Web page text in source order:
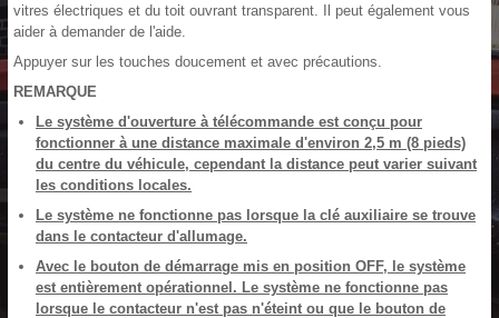
vitres électriques et du toit ouvrant transparent. Il peut également vous
aider à demander de l'aide.
Appuyer sur les touches doucement et avec précautions.
REMARQUE
Le système d'ouverture à télécommande est conçu pour
fonctionner à une distance maximale d'environ 2,5 m (8 pieds)
du centre du véhicule, cependant la distance peut varier suivant
les conditions locales.
Le système ne fonctionne pas lorsque la clé auxiliaire se trouve
dans le contacteur d'allumage.
Avec le bouton de démarrage mis en position OFF, le système
est entièrement opérationnel. Le système ne fonctionne pas
lorsque le contacteur n'est pas n'éteint ou que le bouton de